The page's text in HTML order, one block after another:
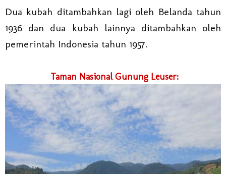
Dua kubah ditambahkan lagi oleh Belanda tahun
1936 dan dua kubah lainnya ditambahkan oleh
pemerintah Indonesia tahun 1957.
Taman Nasional Gunung Leuser: